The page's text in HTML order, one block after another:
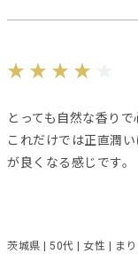
とっても自然な香りで
これだけでは正直潤
が良くなる感じです。
茨城県 | 50代 | 女性 | ま